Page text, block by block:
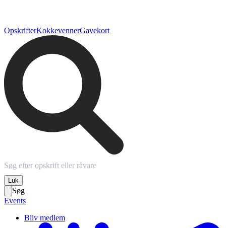
OpskrifterKokkevennerGavekort
Luk
Søg
Events
Bliv medlem